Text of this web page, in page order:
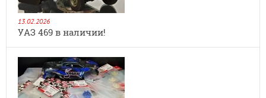
13.02.2026
УАЗ 469 в наличии!